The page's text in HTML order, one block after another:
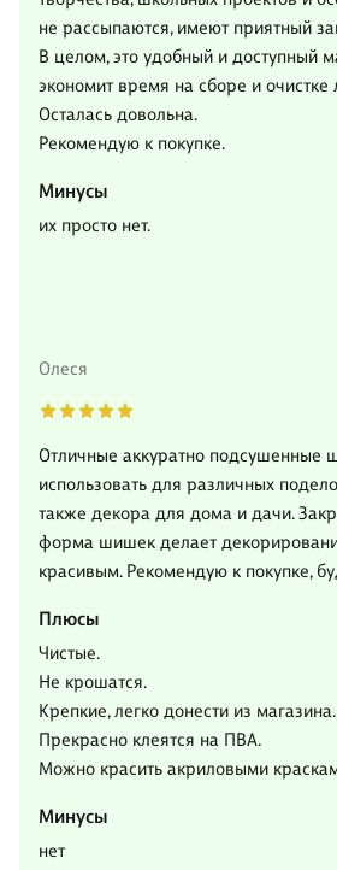
не рассыпаются, имеют приятный
В целом, это удобный и доступный
экономит время на сборе и
Осталась довольна.
Рекомендую к покупке.
Минусы
их просто нет.
Олеся
Отличные аккуратно подсушенные
использовать для различных
также декора для дома и дачи.
форма шишек делает
красивым. Рекомендую к покупке,
Плюсы
Чистые.
Не крошатся.
Крепкие, легко донести из магазина.
Прекрасно клеятся на ПВА.
Можно красить акриловыми
Минусы
нет